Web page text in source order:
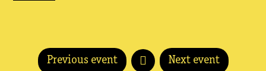
Previous event Next event